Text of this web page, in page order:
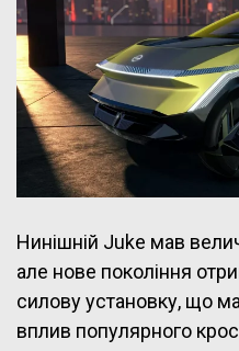
Нинішній Juke мав
але нове покоління
силову установку, що
вплив популярного